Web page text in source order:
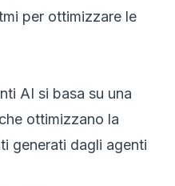
per ottimizzare le
AI si basa su una
ottimizzano la
generati dagli agenti